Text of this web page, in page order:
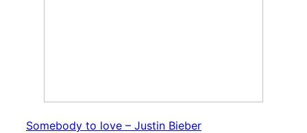
Somebody to love – Justin Bieber